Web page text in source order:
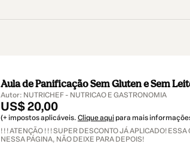
Aula de Panificação Sem Gluten e Sem
Autor: NUTRICHEF - NUTRICAO E GASTRONOMIA
US$ 20,00
(+ impostos aplicáveis. Clique aqui para mais
! ! ! ATENÇÃO ! ! ! SUPER DESCONTO JÁ APLICADO!
NESSA PÁGINA, NÃO DEIXE PARA DEPOIS!